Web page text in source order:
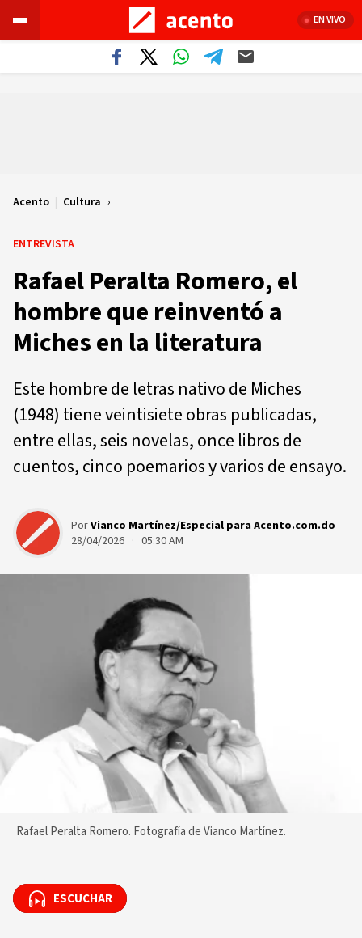
EN VIVO
Acento | Cultura
ENTREVISTA
Rafael Peralta Romero, el
hombre que reinventó a
Miches en la literatura
Este hombre de letras nativo de Miches
(1948) tiene veintisiete obras publicadas,
entre ellas, seis novelas, once libros de
cuentos, cinco poemarios y varios de ensayo.
PorVianco Martínez/Especial para Acento.com.do
28/04/2026 · 05:30 AM
Rafael Peralta Romero. Fotografía de Vianco Martínez.
ESCUCHAR
ESCUCHAR